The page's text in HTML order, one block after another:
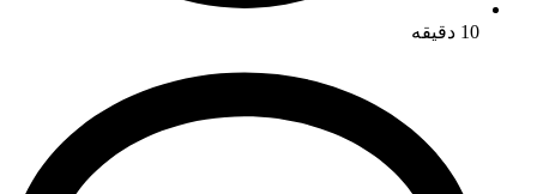
10 دقیقه